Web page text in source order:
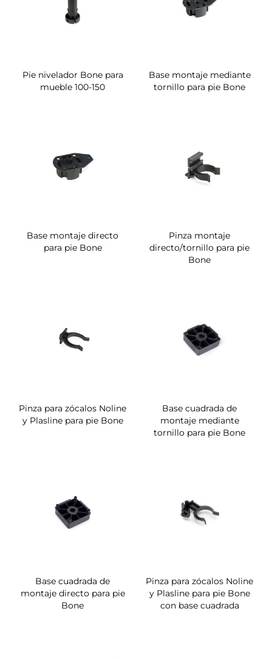
Pie nivelador Bone para
mueble 100-150
Base montaje mediante
tornillo para pie Bone
Base montaje directo
para pie Bone
Pinza montaje
directo/tornillo para pie
Bone
Pinza para zócalos Noline
y Plasline para pie Bone
Base cuadrada de
montaje mediante
tornillo para pie Bone
Base cuadrada de
montaje directo para pie
Bone
Pinza para zócalos Noline
y Plasline para pie Bone
con base cuadrada